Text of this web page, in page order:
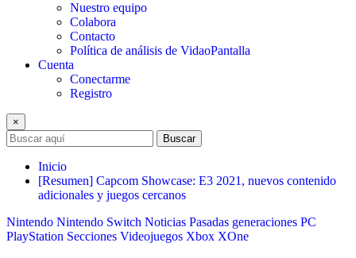
Nuestro equipo
Colabora
Contacto
Política de análisis de VidaoPantalla
Cuenta
Conectarme
Registro
×
Buscar
Inicio
[Resumen] Capcom Showcase: E3 2021, nuevos contenido
adicionales y juegos cercanos
Nintendo Nintendo Switch Noticias Pasadas generaciones PC
PlayStation Secciones Videojuegos Xbox XOne